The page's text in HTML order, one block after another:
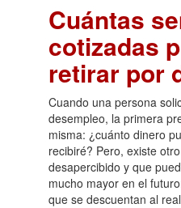
Cuántas
cotizadas
retirar por
Cuando una persona
desempleo, la primera
misma: ¿cuánto dinero
recibiré? Pero, existe
desapercibido y que
mucho mayor en el
que se descuentan al